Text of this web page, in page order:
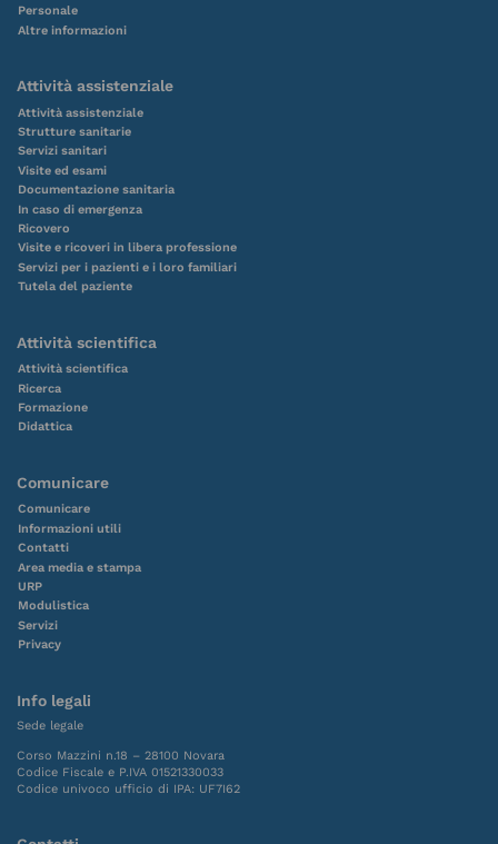
Personale
Altre informazioni
Attività assistenziale
Attività assistenziale
Strutture sanitarie
Servizi sanitari
Visite ed esami
Documentazione sanitaria
In caso di emergenza
Ricovero
Visite e ricoveri in libera professione
Servizi per i pazienti e i loro familiari
Tutela del paziente
Attività scientifica
Attività scientifica
Ricerca
Formazione
Didattica
Comunicare
Comunicare
Informazioni utili
Contatti
Area media e stampa
URP
Modulistica
Servizi
Privacy
Info legali
Sede legale
Corso Mazzini n.18 – 28100 Novara
Codice Fiscale e P.IVA 01521330033
Codice univoco ufficio di IPA: UF7I62